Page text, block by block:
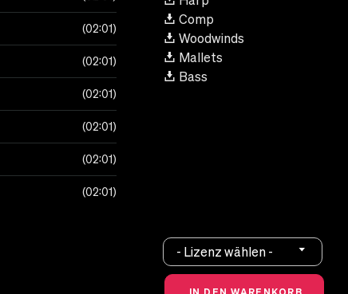
02:01
02:01
02:01
02:01
02:01
02:01
Comp
Woodwinds
Mallets
Bass
- Lizenz wählen -